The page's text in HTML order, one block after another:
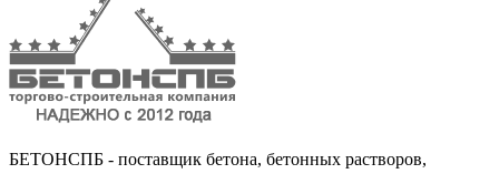
БЕТОНСПБ - поставщик бетона, бетонных растворов,